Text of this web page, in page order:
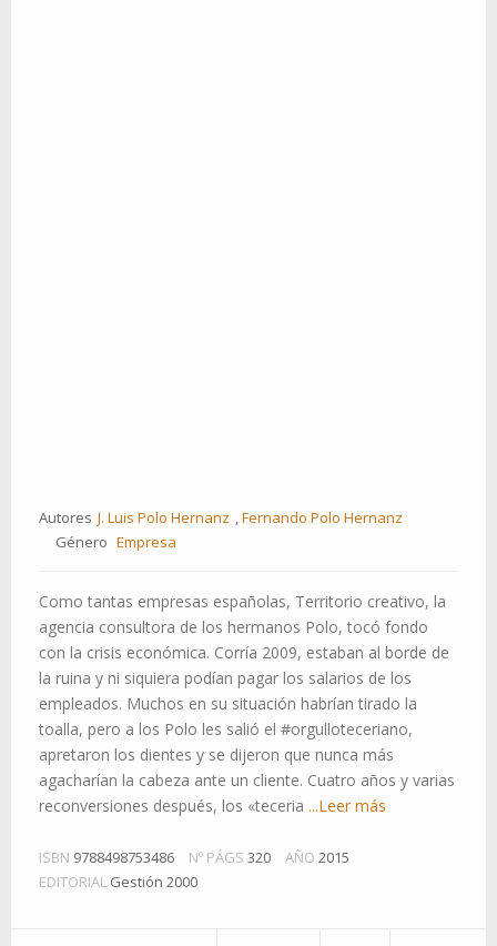
Autores J. Luis Polo Hernanz ,Fernando Polo Hernanz
Género Empresa
Como tantas empresas españolas, Territorio creativo, la
agencia consultora de los hermanos Polo, tocó fondo
con la crisis económica. Corría 2009, estaban al borde de
la ruina y ni siquiera podían pagar los salarios de los
empleados. Muchos en su situación habrían tirado la
toalla, pero a los Polo les salió el #orgulloteceriano,
apretaron los dientes y se dijeron que nunca más
agacharían la cabeza ante un cliente. Cuatro años y varias
reconversiones después, los «teceria ...Leer más
ISBN 9788498753486 Nº PÁGS 320 AÑO 2015
EDITORIAL Gestión 2000